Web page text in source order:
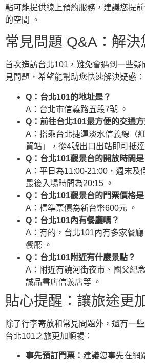
點可能提供線上預約服務，建議您提
的空間 。
常見問題 Q&A：解決
首次造訪台北101，難免會遇到一些疑
見問題，希望能幫助您快速解決疑惑：
Q：台北101的地址是？
A：台北市信義路五段7號 。
Q：前往台北101最方便的交通方
A：搭乘台北捷運淡水信義線（
貿站」，從4號出口出站即可抵達
Q：台北101觀景台的開放時間是
A：平日為11:00-21:00，週末及
最後入場時間為20:15 。
Q：台北101觀景台的門票價格是
A：標準票價為新台幣600元 。
Q：台北101內有餐廳嗎？
A：有的，台北101內有多家餐
餐廳 。
Q：台北101附近有什麼景點？
A：附近有饒河街夜市、國父紀
誠品書店信義店等 。
貼心提醒：讓旅途更
除了行李寄放和常見問題外，還有一
台北101之旅更加順暢：
事先預訂門票： 建議您事先在網